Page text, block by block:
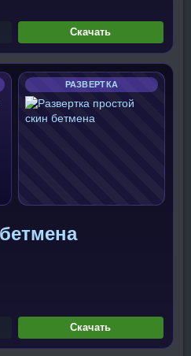
Скачать
РАЗВЕРТКА
Скачать